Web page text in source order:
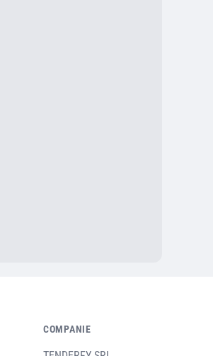
COMPANIE